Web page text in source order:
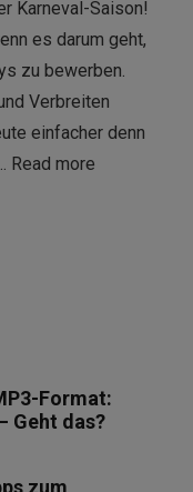
Karneval-Saison!
es darum geht,
zu bewerben.
Verbreiten
einfacher denn
Read more
Format:
Geht das?
zum